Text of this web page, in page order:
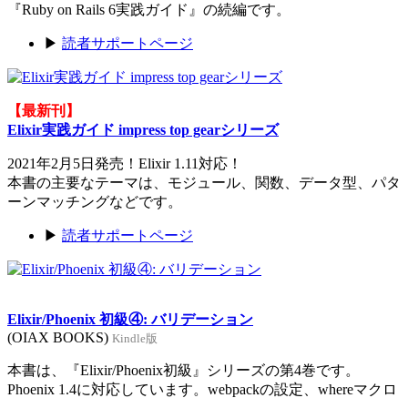
『Ruby on Rails 6実践ガイド』の続編です。
▶ 読者サポートページ
【最新刊】
Elixir実践ガイド impress top gearシリーズ
2021年2月5日発売！Elixir 1.11対応！
本書の主要なテーマは、モジュール、関数、データ型、パタ
ーンマッチングなどです。
▶ 読者サポートページ
Elixir/Phoenix 初級④: バリデーション
(OIAX BOOKS) Kindle版
本書は、『Elixir/Phoenix初級』シリーズの第4巻です。
Phoenix 1.4に対応しています。webpackの設定、whereマクロ